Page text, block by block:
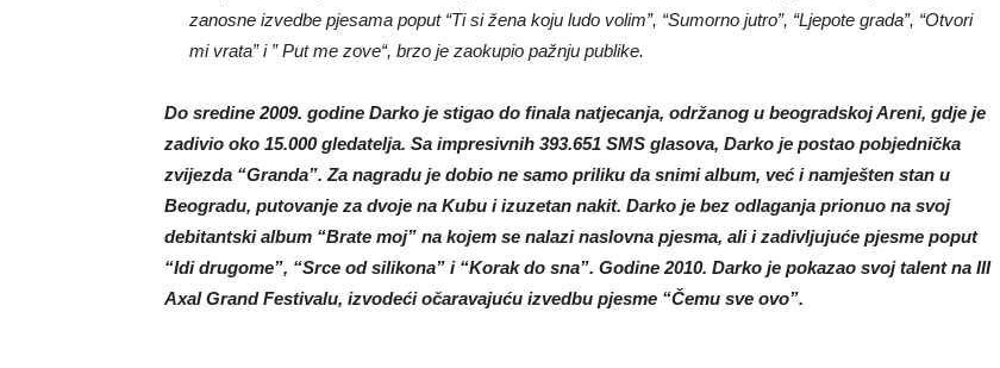
zanosne izvedbe pjesama poput “Ti si žena koju ludo volim”, “Sumorno jutro”, “Ljepote grada”, “Otvori
mi vrata” i ” Put me zove“, brzo je zaokupio pažnju publike.
Do sredine 2009. godine Darko je stigao do finala natjecanja, održanog u beogradskoj Areni, gdje je
zadivio oko 15.000 gledatelja. Sa impresivnih 393.651 SMS glasova, Darko je postao pobjednička
zvijezda “Granda”. Za nagradu je dobio ne samo priliku da snimi album, već i namješten stan u
Beogradu, putovanje za dvoje na Kubu i izuzetan nakit. Darko je bez odlaganja prionuo na svoj
debitantski album “Brate moj” na kojem se nalazi naslovna pjesma, ali i zadivljujuće pjesme poput
“Idi drugome”, “Srce od silikona” i “Korak do sna”. Godine 2010. Darko je pokazao svoj talent na III
Axal Grand Festivalu, izvodeći očaravajuću izvedbu pjesme “Čemu sve ovo”.